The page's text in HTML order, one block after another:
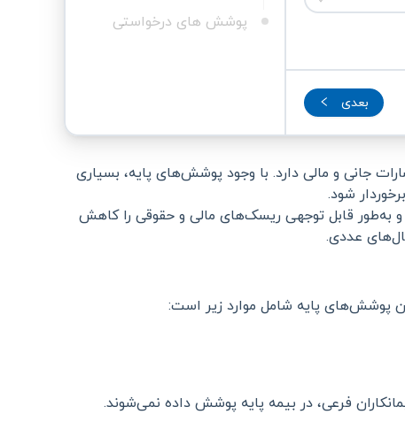
پوشش های درخواستی
بعدی
جانی و مالی دارد. با وجود پوشش‌های پایه، بسیاری
شود.
به‌طور قابل توجهی ریسک‌های مالی و حقوقی را کاهش
عددی.
پوشش‌های پایه شامل موارد زیر است:
فرعی، در بیمه پایه پوشش داده نمی‌شوند.